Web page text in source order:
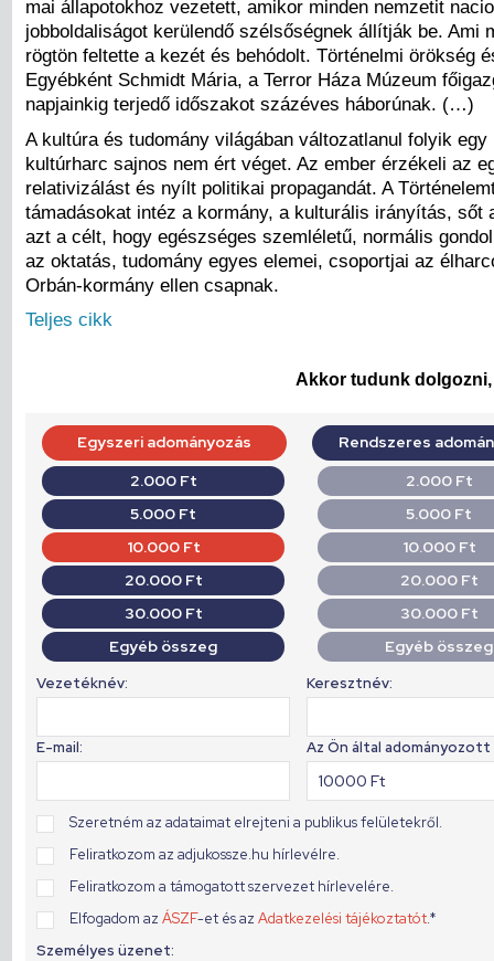
mai állapotokhoz vezetett, amikor minden nemzetit
jobboldaliságot kerülendő szélsőségnek állítják be.
rögtön feltette a kezét és behódolt. Történelmi örökség
Egyébként Schmidt Mária, a Terror Háza Múzeum
napjainkig terjedő időszakot százéves háborúnak. (…)
A kultúra és tudomány világában változatlanul folyik
kultúrharc sajnos nem ért véget. Az ember érzékeli az
relativizálást és nyílt politikai propagandát. A
támadásokat intéz a kormány, a kulturális irányítás,
azt a célt, hogy egészséges szemléletű, normális
az oktatás, tudomány egyes elemei, csoportjai az
Orbán-kormány ellen csapnak.
Teljes cikk
Akkor tudunk